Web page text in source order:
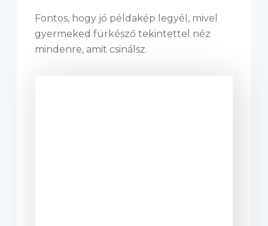
Fontos, hogy jó példakép legyél, mivel
gyermeked fürkésző tekintettel néz
mindenre, amit csinálsz.